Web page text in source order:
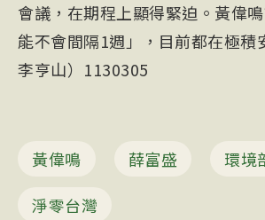
會議，在期程上顯得緊迫。黃偉
能不會間隔1週」，目前都在極積
李亨山）1130305
黃偉鳴 薛富盛
環境
淨零台灣